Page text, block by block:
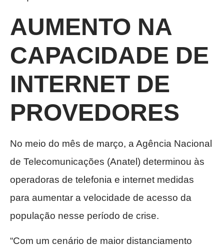
AUMENTO NA
CAPACIDADE DE
INTERNET DE
PROVEDORES
No meio do mês de março, a Agência Nacional
de Telecomunicações (Anatel) determinou às
operadoras de telefonia e internet medidas
para aumentar a velocidade de acesso da
população nesse período de crise.
“Com um cenário de maior distanciamento